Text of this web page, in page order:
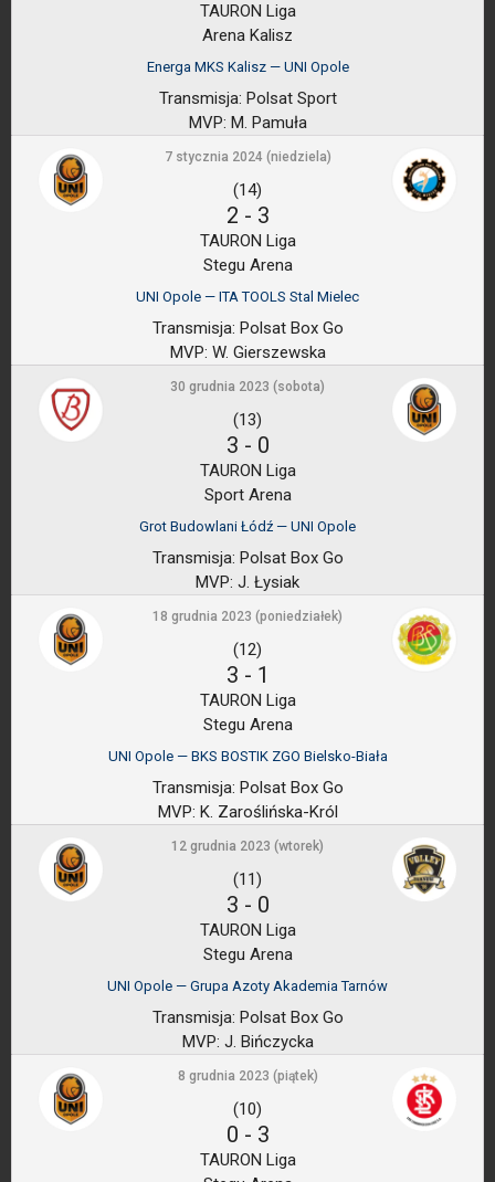
TAURON Liga
Arena Kalisz
Energa MKS Kalisz — UNI Opole
Transmisja: Polsat Sport
MVP: M. Pamuła
7 stycznia 2024 (niedziela)
(14)
2 - 3
TAURON Liga
Stegu Arena
UNI Opole — ITA TOOLS Stal Mielec
Transmisja: Polsat Box Go
MVP: W. Gierszewska
30 grudnia 2023 (sobota)
(13)
3 - 0
TAURON Liga
Sport Arena
Grot Budowlani Łódź — UNI Opole
Transmisja: Polsat Box Go
MVP: J. Łysiak
18 grudnia 2023 (poniedziałek)
(12)
3 - 1
TAURON Liga
Stegu Arena
UNI Opole — BKS BOSTIK ZGO Bielsko-Biała
Transmisja: Polsat Box Go
MVP: K. Zaroślińska-Król
12 grudnia 2023 (wtorek)
(11)
3 - 0
TAURON Liga
Stegu Arena
UNI Opole — Grupa Azoty Akademia Tarnów
Transmisja: Polsat Box Go
MVP: J. Bińczycka
8 grudnia 2023 (piątek)
(10)
0 - 3
TAURON Liga